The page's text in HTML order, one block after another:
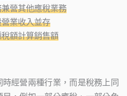
營其他應稅業務
業收入並存
額計算銷售額
經營兩種行業，而是稅務上同